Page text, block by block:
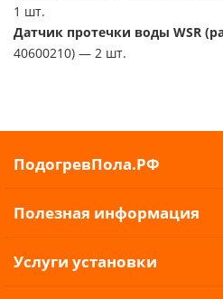
1 шт.
Датчик протечки воды WSR
40600210) — 2 шт.
ПодогревПола.РФ
Полезная информация
Услуги установки